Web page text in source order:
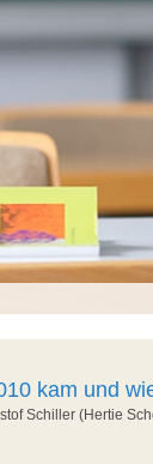
kam und
Schiller (Hertie